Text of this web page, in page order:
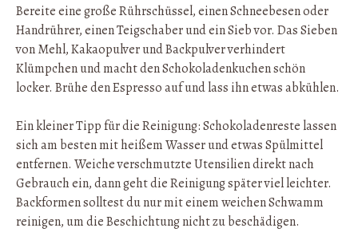
Bereite eine große Rührschüssel, einen Schneebesen oder
Handrührer, einen Teigschaber und ein Sieb vor. Das Sieben
von Mehl, Kakaopulver und Backpulver verhindert
Klümpchen und macht den Schokoladenkuchen schön
locker. Brühe den Espresso auf und lass ihn etwas abkühlen.
Ein kleiner Tipp für die Reinigung: Schokoladenreste lassen
sich am besten mit heißem Wasser und etwas Spülmittel
entfernen. Weiche verschmutzte Utensilien direkt nach
Gebrauch ein, dann geht die Reinigung später viel leichter.
Backformen solltest du nur mit einem weichen Schwamm
reinigen, um die Beschichtung nicht zu beschädigen.